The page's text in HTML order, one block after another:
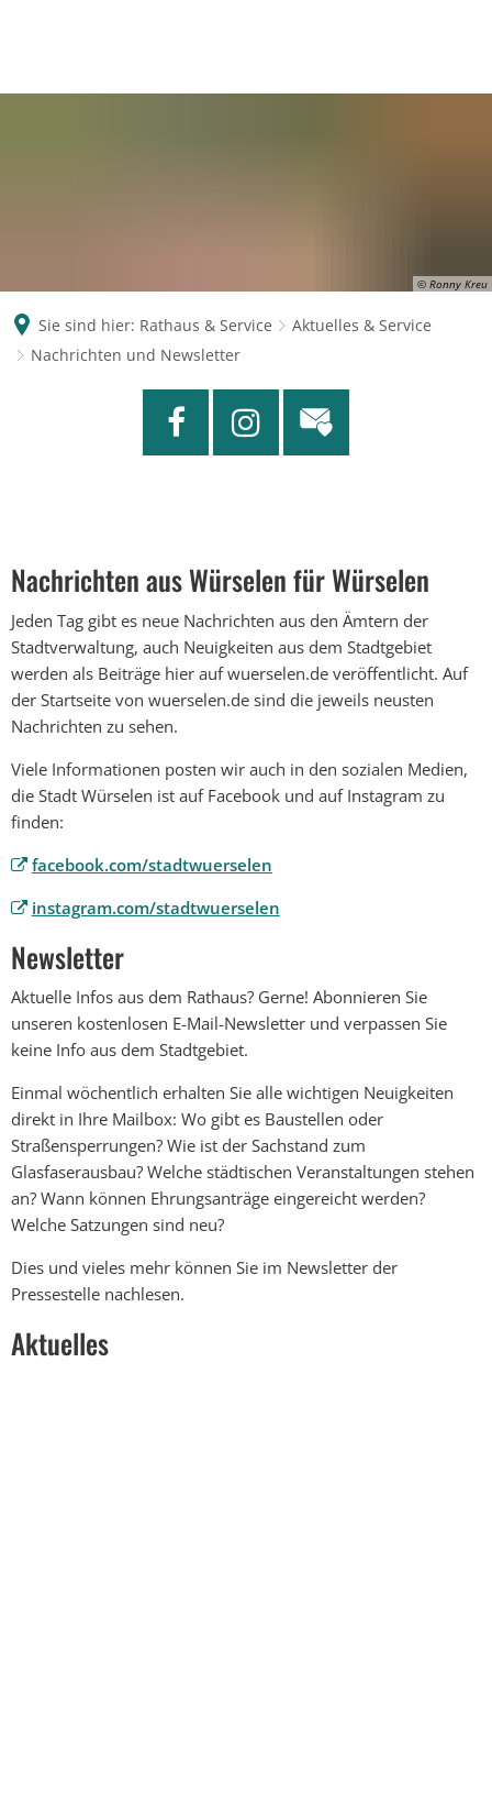
© Ronny Kreu
Sie sind hier: Rathaus & Service
Aktuelles & Service
Nachrichten und Newsletter
Nachrichten aus Würselen für Würselen
Jeden Tag gibt es neue Nachrichten aus den Ämtern der
Stadtverwaltung, auch Neuigkeiten aus dem Stadtgebiet
werden als Beiträge hier auf wuerselen.de veröffentlicht. Auf
der Startseite von wuerselen.de sind die jeweils neusten
Nachrichten zu sehen.
Viele Informationen posten wir auch in den sozialen Medien,
die Stadt Würselen ist auf Facebook und auf Instagram zu
finden:
facebook.com/stadtwuerselen
instagram.com/stadtwuerselen
Newsletter
Aktuelle Infos aus dem Rathaus? Gerne! Abonnieren Sie
unseren kostenlosen E-Mail-Newsletter und verpassen Sie
keine Info aus dem Stadtgebiet.
Einmal wöchentlich erhalten Sie alle wichtigen Neuigkeiten
direkt in Ihre Mailbox: Wo gibt es Baustellen oder
Straßensperrungen? Wie ist der Sachstand zum
Glasfaserausbau? Welche städtischen Veranstaltungen stehen
an? Wann können Ehrungsanträge eingereicht werden?
Welche Satzungen sind neu?
Dies und vieles mehr können Sie im Newsletter der
Pressestelle nachlesen.
Aktuelles